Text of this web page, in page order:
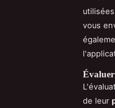
vous
Évaluer
de leur